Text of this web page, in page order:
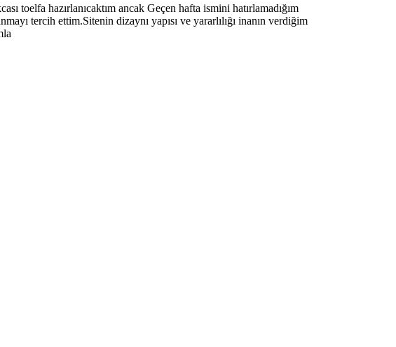
toelfa hazırlanıcaktım ancak Geçen hafta ismini hatırlamadığım
tercih ettim.Sitenin dizaynı yapısı ve yararlılığı inanın verdiğim